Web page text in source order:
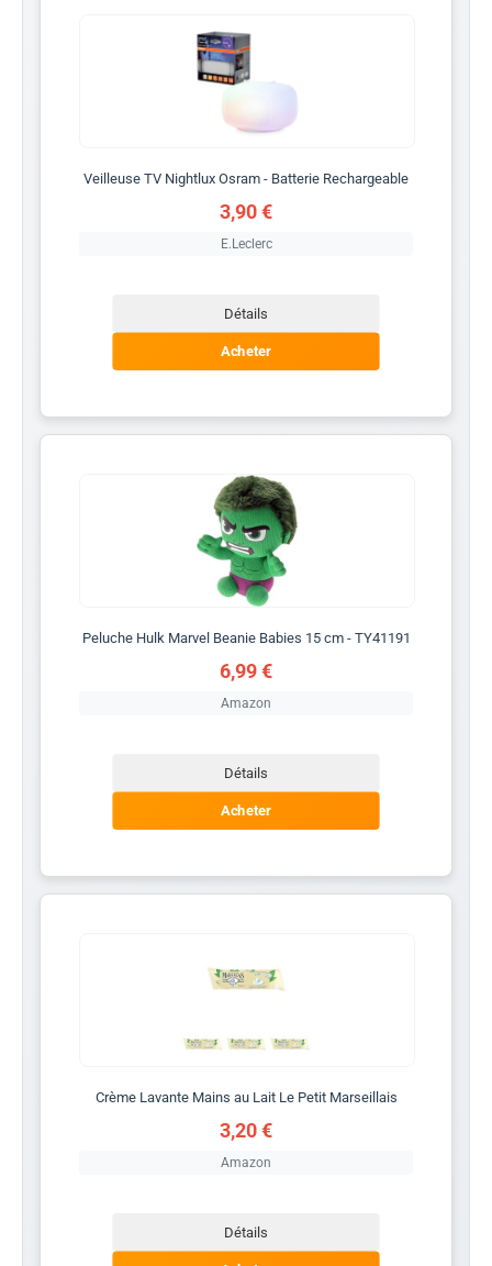
Veilleuse TV Nightlux Osram - Batterie Rechargeable
3,90 €
E.Leclerc
Détails
Acheter
Peluche Hulk Marvel Beanie Babies 15 cm - TY41191
6,99 €
Amazon
Détails
Acheter
Crème Lavante Mains au Lait Le Petit Marseillais
3,20 €
Amazon
Détails